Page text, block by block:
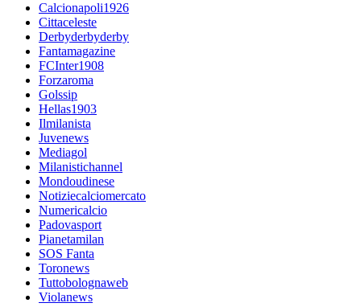
Calcionapoli1926
Cittaceleste
Derbyderbyderby
Fantamagazine
FCInter1908
Forzaroma
Golssip
Hellas1903
Ilmilanista
Juvenews
Mediagol
Milanistichannel
Mondoudinese
Notiziecalciomercato
Numericalcio
Padovasport
Pianetamilan
SOS Fanta
Toronews
Tuttobolognaweb
Violanews